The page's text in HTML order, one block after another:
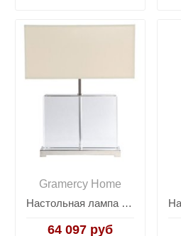
Gramercy Home
Настольная лампа Eleanor
64 097 руб